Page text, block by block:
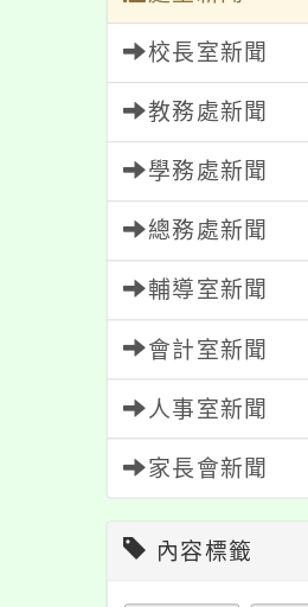
校長室新聞
教務處新聞
學務處新聞
總務處新聞
輔導室新聞
會計室新聞
人事室新聞
家長會新聞
內容標籤